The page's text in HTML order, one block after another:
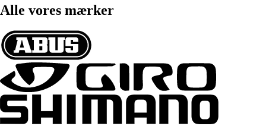
Alle vores mærker